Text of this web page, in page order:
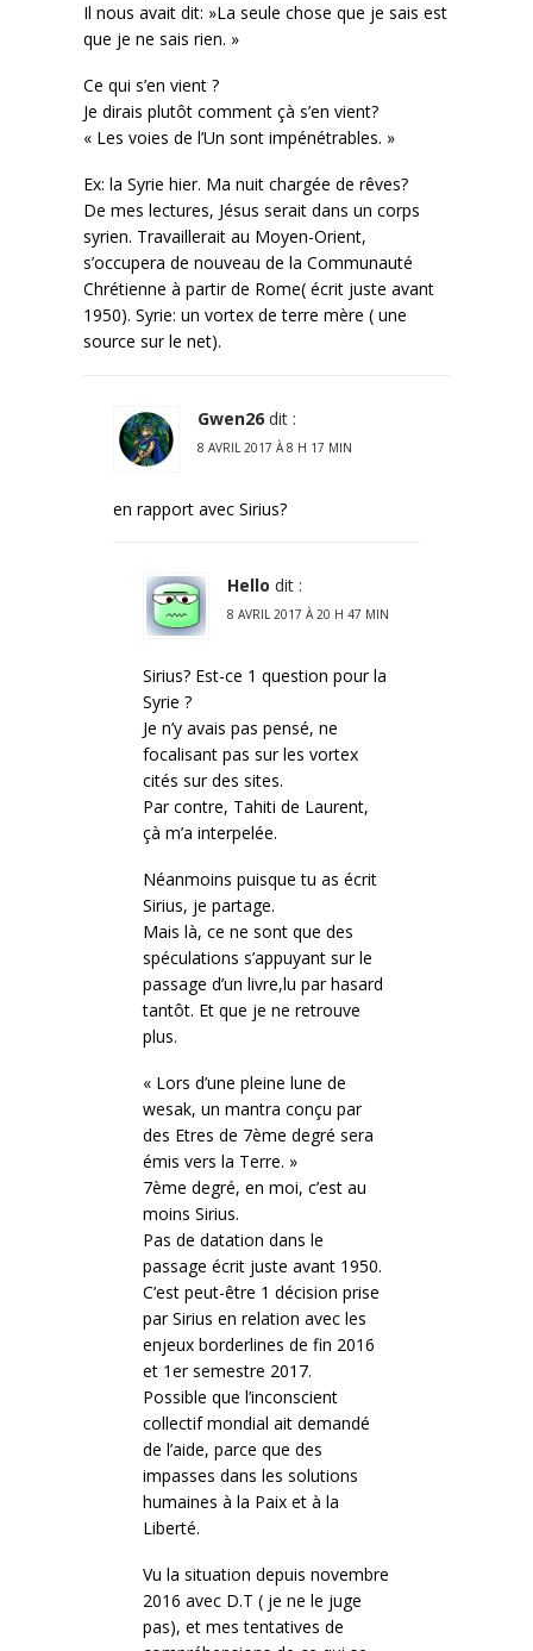
Il nous avait dit: »La seule chose que je sais est
que je ne sais rien. »
Ce qui s’en vient ?
Je dirais plutôt comment çà s’en vient?
« Les voies de l’Un sont impénétrables. »
Ex: la Syrie hier. Ma nuit chargée de rêves?
De mes lectures, Jésus serait dans un corps
syrien. Travaillerait au Moyen-Orient,
s’occupera de nouveau de la Communauté
Chrétienne à partir de Rome( écrit juste avant
1950). Syrie: un vortex de terre mère ( une
source sur le net).
Gwen26 dit :
8 AVRIL 2017 À 8 H 17 MIN
en rapport avec Sirius?
Hello dit :
8 AVRIL 2017 À 20 H 47 MIN
Sirius? Est-ce 1 question pour la
Syrie ?
Je n’y avais pas pensé, ne
focalisant pas sur les vortex
cités sur des sites.
Par contre, Tahiti de Laurent,
çà m’a interpelée.
Néanmoins puisque tu as écrit
Sirius, je partage.
Mais là, ce ne sont que des
spéculations s’appuyant sur le
passage d’un livre,lu par hasard
tantôt. Et que je ne retrouve
plus.
« Lors d’une pleine lune de
wesak, un mantra conçu par
des Etres de 7ème degré sera
émis vers la Terre. »
7ème degré, en moi, c’est au
moins Sirius.
Pas de datation dans le
passage écrit juste avant 1950.
C’est peut-être 1 décision prise
par Sirius en relation avec les
enjeux borderlines de fin 2016
et 1er semestre 2017.
Possible que l’inconscient
collectif mondial ait demandé
de l’aide, parce que des
impasses dans les solutions
humaines à la Paix et à la
Liberté.
Vu la situation depuis novembre
2016 avec D.T ( je ne le juge
pas), et mes tentatives de